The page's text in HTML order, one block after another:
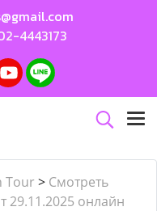
4443173
Tour > Смотреть
29.11.2025 онлайн